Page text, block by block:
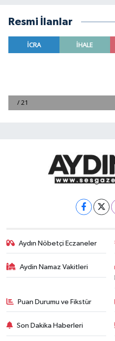
Resmi İlanlar
Aydın Nöbetçi Eczaneler
Aydin Namaz Vakitleri
Puan Durumu ve Fikstür
Son Dakika Haberleri